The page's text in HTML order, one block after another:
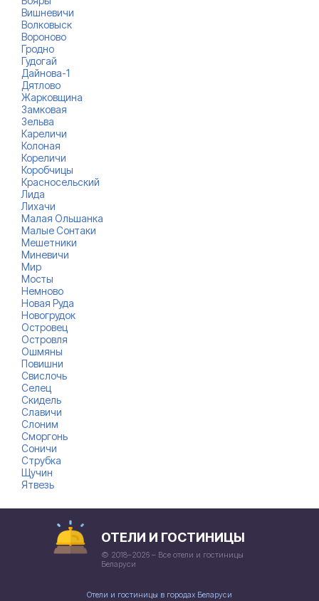
Вишневичи
Волковыск
Вороново
Гродно
Гудогай
Дайнова-1
Дятлово
Жарковщина
Замковая
Зельва
Кареличи
Колоная
Кореличи
Коробчицы
Красносельский
Лида
Лихачи
Малая Ольшанка
Малые Сонтаки
Мешетники
Миневичи
Мир
Мосты
Немново
Новая Руда
Новогрудок
Островец
Островля
Ошмяны
Повишни
Свислочь
Селец
Скидель
Славичи
Слоним
Сморгонь
Соничи
Струбка
Щучин
Ятвезь
ОТЕЛИ И ГОСТИНИЦЫ
© 2018–2026 – Все отели и гостиницы
Беларуси
Отели и гостиницы в городах Беларуси